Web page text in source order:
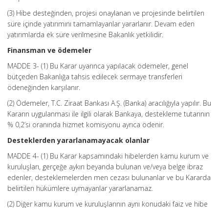
(3) Hibe desteğinden, projesi onaylanan ve projesinde belirtilen
süre içinde yatırımını tamamlayanlar yararlanır. Devam eden
yatırımlarda ek süre verilmesine Bakanlık yetkilidir.
Finansman ve ödemeler
MADDE 3- (1) Bu Karar uyarınca yapılacak ödemeler, genel
bütçeden Bakanlığa tahsis edilecek sermaye transferleri
ödeneğinden karşılanır.
(2) Ödemeler, T.C. Ziraat Bankası A.Ş. (Banka) aracılığıyla yapılır. Bu
Kararın uygulanması ile ilgili olarak Bankaya, destekleme tutarının
% 0,2’si oranında hizmet komisyonu ayrıca ödenir.
Desteklerden yararlanamayacak olanlar
MADDE 4- (1) Bu Karar kapsamındaki hibelerden kamu kurum ve
kuruluşları, gerçeğe aykırı beyanda bulunan ve/veya belge ibraz
edenler, desteklemelerden men cezası bulunanlar ve bu Kararda
belirtilen hükümlere uymayanlar yararlanamaz.
(2) Diğer kamu kurum ve kuruluşlarının aynı konudaki faiz ve hibe